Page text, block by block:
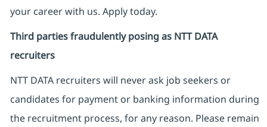
your career with us. Apply today.
Third parties fraudulently posing as NTT DATA
recruiters
NTT DATA recruiters will never ask job seekers or
candidates for payment or banking information during
the recruitment process, for any reason. Please remain